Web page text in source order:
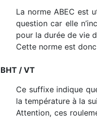
La norme ABEC est
question car elle
pour la durée de vie
Cette norme est
BHT / VT
Ce suffixe indique
la température à la
Attention, ces